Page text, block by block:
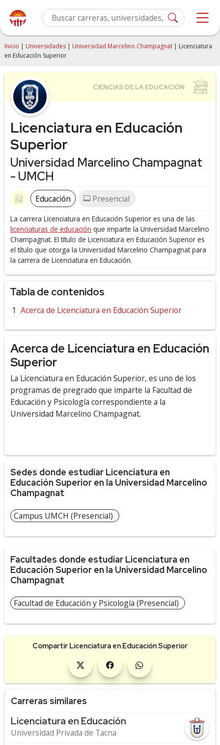
Inicio | Universidades | Universidad Marcelino Champagnat | Licenciatura
en Educación Superior
Licenciatura en Educación
Superior
Universidad Marcelino Champagnat
- UMCH
Educación Presencial
La carrera Licenciatura en Educación Superior es una de las
licenciaturas de educación que imparte la Universidad Marcelino
Champagnat. El título de Licenciatura en Educación Superior es
el título que otorga la Universidad Marcelino Champagnat para
la carrera de Licenciatura en Educación.
Tabla de contenidos
Acerca de Licenciatura en Educación Superior
Acerca de Licenciatura en Educación
Superior
La Licenciatura en Educación Superior, es uno de los
programas de pregrado que imparte la Facultad de
Educación y Psicología correspondiente a la
Universidad Marcelino Champagnat.
Sedes donde estudiar Licenciatura en
Educación Superior en la Universidad Marcelino
Champagnat
Campus UMCH (Presencial)
Facultades donde estudiar Licenciatura en
Educación Superior en la Universidad Marcelino
Champagnat
Facultad de Educación y Psicología (Presencial)
Compartir Licenciatura en Educación Superior
Carreras similares
Licenciatura en Educación
Universidad Privada de Tacna